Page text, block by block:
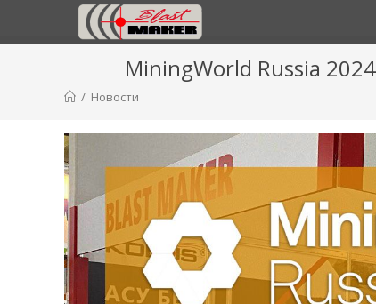
MiningWorld Russia
/ Новости